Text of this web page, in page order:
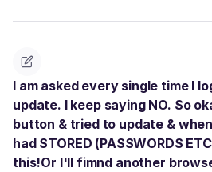
I am asked every single time I
update. I keep saying NO. So
button & tried to update &
had STORED (PASSWORDS
this!Or I'll fimnd another